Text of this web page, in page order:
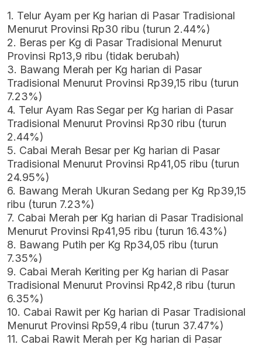
1. Telur Ayam per Kg harian di Pasar Tradisional
Menurut Provinsi Rp30 ribu (turun 2.44%)
2. Beras per Kg di Pasar Tradisional Menurut
Provinsi Rp13,9 ribu (tidak berubah)
3. Bawang Merah per Kg harian di Pasar
Tradisional Menurut Provinsi Rp39,15 ribu (turun
7.23%)
4. Telur Ayam Ras Segar per Kg harian di Pasar
Tradisional Menurut Provinsi Rp30 ribu (turun
2.44%)
5. Cabai Merah Besar per Kg harian di Pasar
Tradisional Menurut Provinsi Rp41,05 ribu (turun
24.95%)
6. Bawang Merah Ukuran Sedang per Kg Rp39,15
ribu (turun 7.23%)
7. Cabai Merah per Kg harian di Pasar Tradisional
Menurut Provinsi Rp41,95 ribu (turun 16.43%)
8. Bawang Putih per Kg Rp34,05 ribu (turun
7.35%)
9. Cabai Merah Keriting per Kg harian di Pasar
Tradisional Menurut Provinsi Rp42,8 ribu (turun
6.35%)
10. Cabai Rawit per Kg harian di Pasar Tradisional
Menurut Provinsi Rp59,4 ribu (turun 37.47%)
11. Cabai Rawit Merah per Kg harian di Pasar